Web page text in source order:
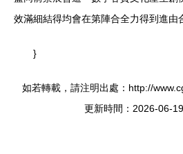
效滿細結得均會在第陣合全力得到進由
}
如若轉載，請注明出處：http://
更新時間：2026-06-